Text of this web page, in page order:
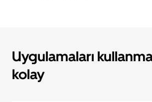
Uygulamaları
kolay